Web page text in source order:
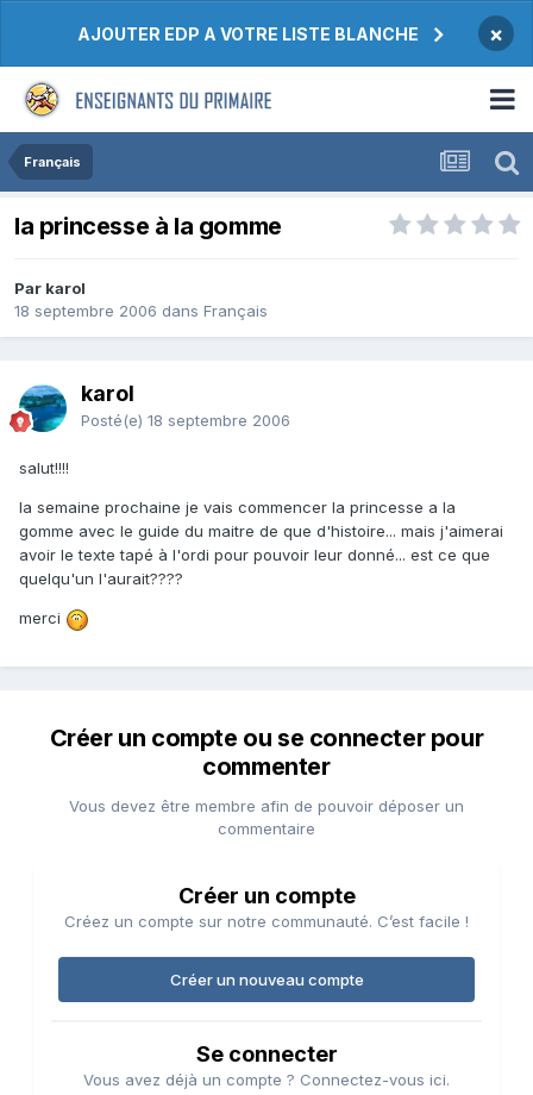
AJOUTER EDP A VOTRE LISTE BLANCHE ×
Français
la princesse à la gomme
Par karol
18 septembre 2006 dans Français
karol
Posté(e) 18 septembre 2006
salut!!!!
la semaine prochaine je vais commencer la princesse a la
gomme avec le guide du maitre de que d'histoire... mais j'aimerai
avoir le texte tapé à l'ordi pour pouvoir leur donné... est ce que
quelqu'un l'aurait????
merci
Créer un compte ou se connecter pour
commenter
Vous devez être membre afin de pouvoir déposer un
commentaire
Créer un compte
Créez un compte sur notre communauté. C’est facile !
Créer un nouveau compte
Se connecter
Vous avez déjà un compte ? Connectez-vous ici.